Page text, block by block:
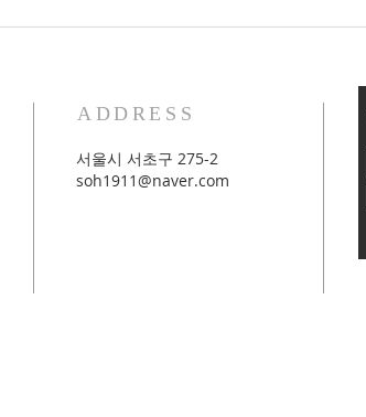
ADDRESS
서울시 서초구 275-2
soh1911@naver.com